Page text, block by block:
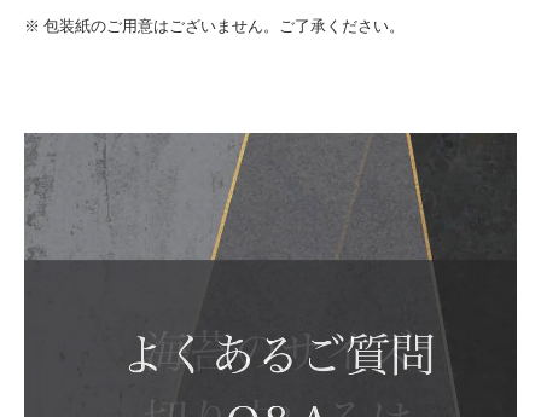
※ 包装紙のご用意はございません。ご了承ください。